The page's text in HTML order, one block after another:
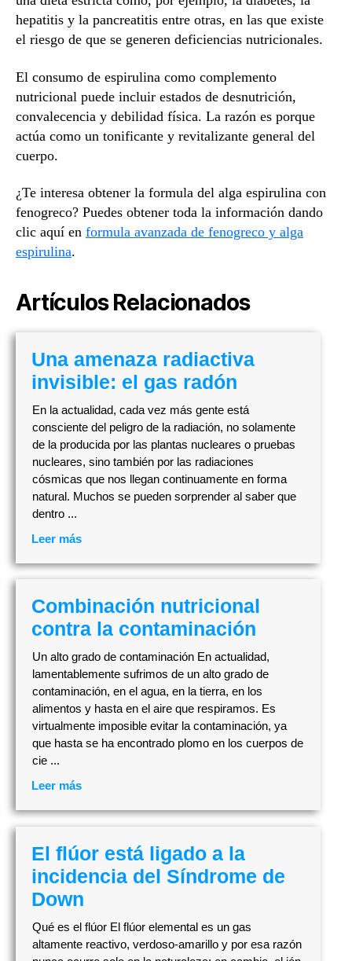
hepatitis y la pancreatitis entre otras, en las que existe
el riesgo de que se generen deficiencias nutricionales.
El consumo de espirulina como complemento
nutricional puede incluir estados de desnutrición,
convalecencia y debilidad física. La razón es porque
actúa como un tonificante y revitalizante general del
cuerpo.
¿Te interesa obtener la formula del alga espirulina con
fenogreco? Puedes obtener toda la información dando
clic aquí en formula avanzada de fenogreco y alga
espirulina.
Artículos Relacionados
Una amenaza radiactiva
invisible: el gas radón
En la actualidad, cada vez más gente está
consciente del peligro de la radiación, no solamente
de la producida por las plantas nucleares o pruebas
nucleares, sino también por las radiaciones
cósmicas que nos llegan continuamente en forma
natural. Muchos se pueden sorprender al saber que
dentro ...
Leer más
Combinación nutricional
contra la contaminación
Un alto grado de contaminación En actualidad,
lamentablemente sufrimos de un alto grado de
contaminación, en el agua, en la tierra, en los
alimentos y hasta en el aire que respiramos. Es
virtualmente imposible evitar la contaminación, ya
que hasta se ha encontrado plomo en los cuerpos de
cie ...
Leer más
El flúor está ligado a la
incidencia del Síndrome de
Down
Qué es el flúor El flúor elemental es un gas
altamente reactivo, verdoso-amarillo y por esa razón